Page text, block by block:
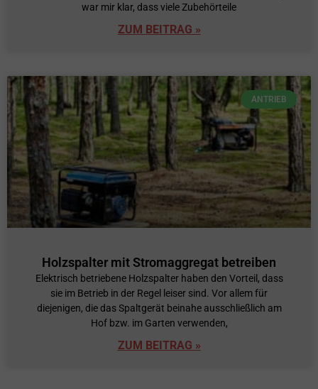
war mir klar, dass viele Zubehörteile
ZUM BEITRAG »
ANTRIEB
Holzspalter mit Stromaggregat betreiben
Elektrisch betriebene Holzspalter haben den Vorteil, dass
sie im Betrieb in der Regel leiser sind. Vor allem für
diejenigen, die das Spaltgerät beinahe ausschließlich am
Hof bzw. im Garten verwenden,
ZUM BEITRAG »